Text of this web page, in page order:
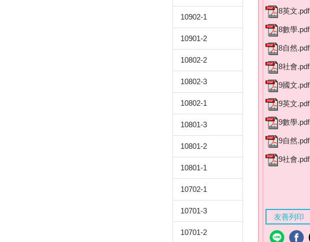
10902-1
10901-2
10802-2
10802-3
10802-1
10801-3
10801-2
10801-1
10702-1
10701-3
10701-2
8英文.pdf
8數學.pdf
8自然.pdf
8社會.pdf
9國文.pdf
9英文.pdf
9數學.pdf
9自然.pdf
9社會.pdf
友善列印